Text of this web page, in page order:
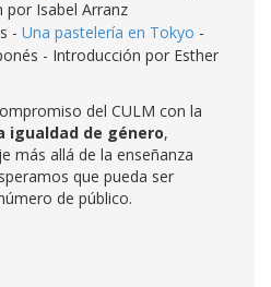
por Isabel Arranz
- Una pastelería en Tokyo -
- Introducción por Esther
del CULM con la
igualdad de género,
más allá de la enseñanza
que pueda ser
de público.